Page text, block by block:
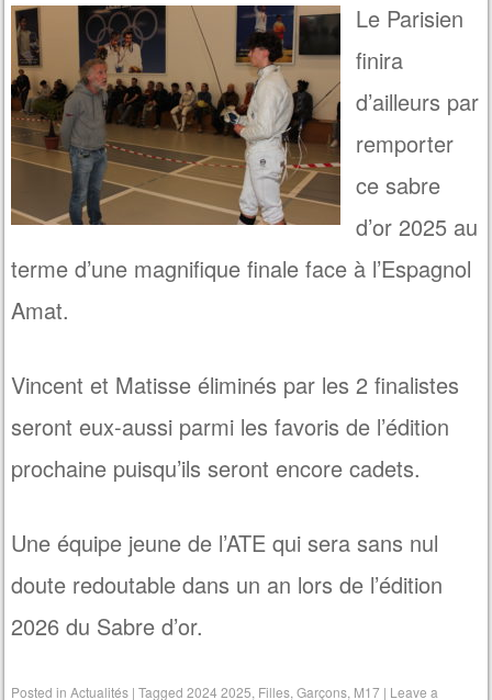
Le Parisien
finira
d’ailleurs par
remporter
ce sabre
d’or 2025 au
terme d’une magnifique finale face à l’Espagnol
Amat.
Vincent et Matisse éliminés par les 2 finalistes
seront eux-aussi parmi les favoris de l’édition
prochaine puisqu’ils seront encore cadets.
Une équipe jeune de l’ATE qui sera sans nul
doute redoutable dans un an lors de l’édition
2026 du Sabre d’or.
Posted inActualités |Tagged2024 2025 Filles ,Garçons M17 | Leave a